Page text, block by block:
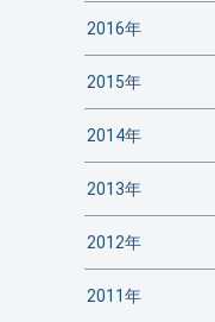
2016年
2015年
2014年
2013年
2012年
2011年